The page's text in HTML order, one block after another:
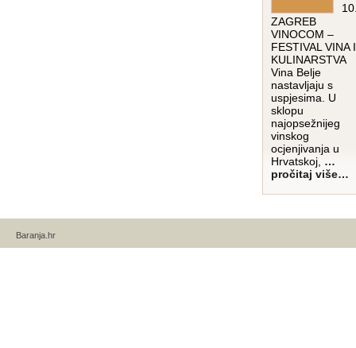
ZAGREB
VINOCOM –
FESTIVAL VINA I
KULINARSTVA
Vina Belje
nastavljaju s
uspjesima. U
sklopu
najopsežnijeg
vinskog
ocjenjivanja u
Hrvatskoj, …
pročitaj više…
Baranja.hr